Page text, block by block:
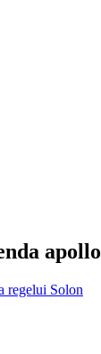
apollo